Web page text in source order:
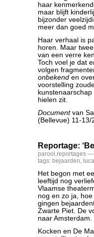
haar
maar blijft
bijzonder
meer dan goed
Haar verhaal is
horen. Maar
van een verre
Toch voel je dat
volgen
onbekend en
voorstelling
hielen zit.
Documentvan
(Bellevue) 11-
Reportage:
parool ,reportages —
tags: bejaarden,
Het begon met
leeftijd nog
Vlaamse
nog en zo ja,
gingen
Zwarte Piet. De
naar Amsterdam.
Kocken en De